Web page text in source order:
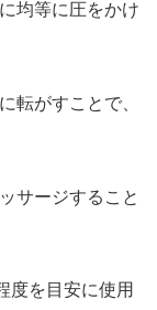
均等に圧をかけ
転がすことで、
サージすること
度を目安に使用